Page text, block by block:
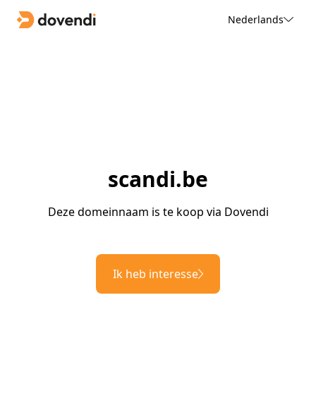
Nederlands
scandi.be
Deze domeinnaam is te koop via Dovendi
Ik heb interesse